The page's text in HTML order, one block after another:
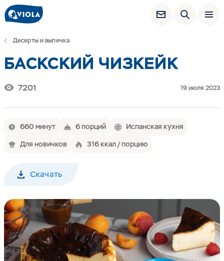
Десерты и выпечка
БАСКСКИЙ ЧИЗКЕЙК
7201 19 июля 2023
660 минут 6 порций
Испанская кухня
Для новичков
316 ккал / порцию
Скачать